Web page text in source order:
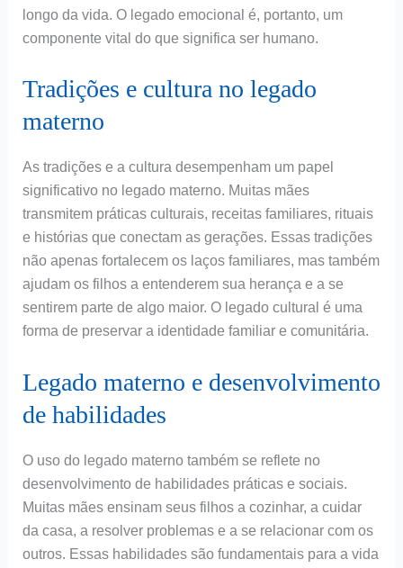
longo da vida. O legado emocional é, portanto, um
componente vital do que significa ser humano.
Tradições e cultura no legado
materno
As tradições e a cultura desempenham um papel
significativo no legado materno. Muitas mães
transmitem práticas culturais, receitas familiares, rituais
e histórias que conectam as gerações. Essas tradições
não apenas fortalecem os laços familiares, mas também
ajudam os filhos a entenderem sua herança e a se
sentirem parte de algo maior. O legado cultural é uma
forma de preservar a identidade familiar e comunitária.
Legado materno e desenvolvimento
de habilidades
O uso do legado materno também se reflete no
desenvolvimento de habilidades práticas e sociais.
Muitas mães ensinam seus filhos a cozinhar, a cuidar
da casa, a resolver problemas e a se relacionar com os
outros. Essas habilidades são fundamentais para a vida